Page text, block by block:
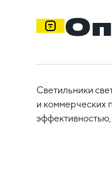
Светильники
и коммерческих
эффективностью,